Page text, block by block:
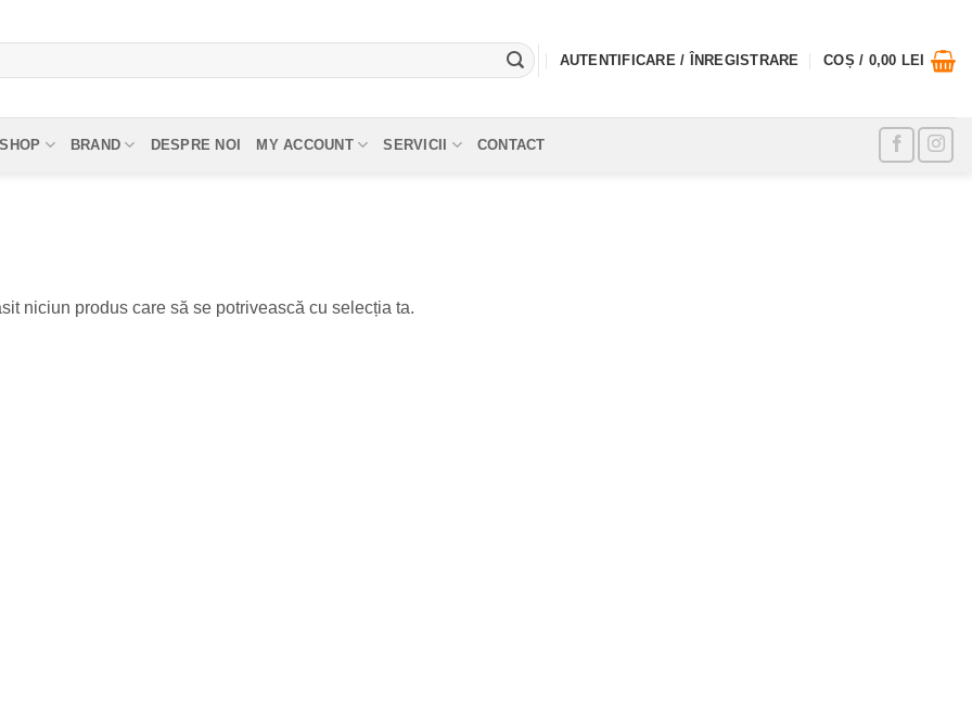
AUTENTIFICARE / ÎNREGISTRARE COȘ / 0,00 LEI
SHOP BRAND DESPRE NOI MY ACCOUNT SERVICII CONTACT
niciun produs care să se potrivească cu selecția ta.